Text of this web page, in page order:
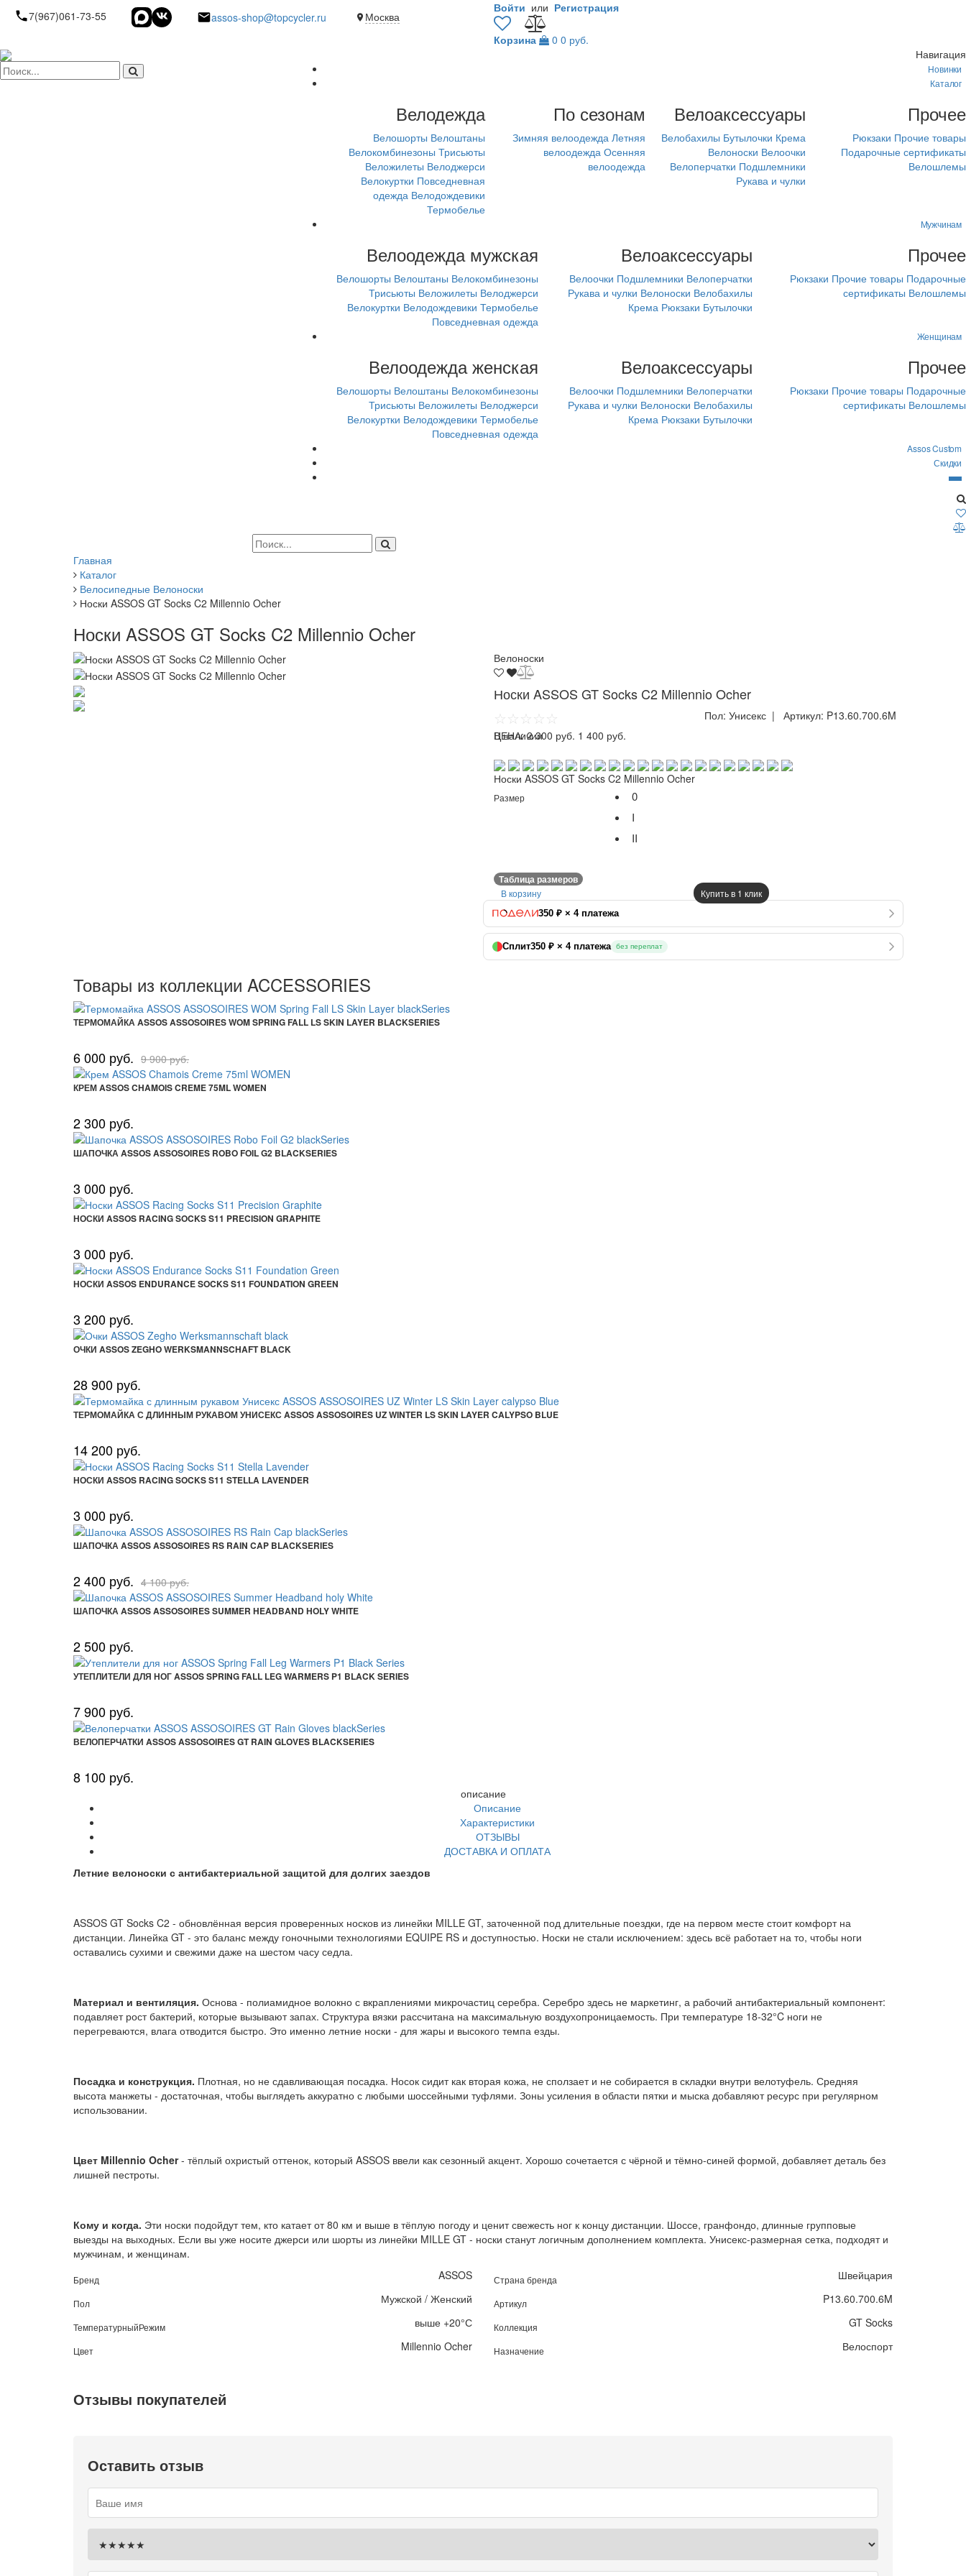
7(967)061-73-55 assos-shop@topcycler.ru Москва
Войти или Регистрация
Корзина 0 0 руб.
Навигация
Новинки
Каталог
Велодежда
Велошорты Велоштаны
Велокомбинезоны Трисьюты
Веложилеты Велоджерси
Велокуртки Повседневная
одежда Велодождевики
Термобелье
По сезонам
Зимняя велоодежда Летняя
велоодежда Осенняя
велоодежда
Велоаксессуары
Велобахилы Бутылочки Крема
Велоноски Велоочки
Велоперчатки Подшлемники
Рукава и чулки
Прочее
Рюкзаки Прочие товары
Подарочные сертификаты
Велошлемы
Мужчинам
Велоодежда мужская
Велошорты Велоштаны Велокомбинезоны
Трисьюты Веложилеты Велоджерси
Велокуртки Велодождевики Термобелье
Повседневная одежда
Велоаксессуары
Велоочки Подшлемники Велоперчатки
Рукава и чулки Велоноски Велобахилы
Крема Рюкзаки Бутылочки
Прочее
Рюкзаки Прочие товары Подарочные
сертификаты Велошлемы
Женщинам
Велоодежда женская
Велошорты Велоштаны Велокомбинезоны
Трисьюты Веложилеты Велоджерси
Велокуртки Велодождевики Термобелье
Повседневная одежда
Велоаксессуары
Велоочки Подшлемники Велоперчатки
Рукава и чулки Велоноски Велобахилы
Крема Рюкзаки Бутылочки
Прочее
Рюкзаки Прочие товары Подарочные
сертификаты Велошлемы
Assos Custom
Скидки
Главная
Каталог
Велосипедные Велоноски
Носки ASSOS GT Socks C2 Millennio Ocher
Носки ASSOS GT Socks C2 Millennio Ocher
Велоноски
Носки ASSOS GT Socks C2 Millennio Ocher
☆☆☆☆☆ Пол: Унисекс| Артикул: P13.60.700.6M
ЦЕНА:2 300 руб. 1 400 руб.
В наличии
Носки ASSOS GT Socks C2 Millennio Ocher
Размер
0
I
II
Таблица размеров
В корзину Купить в 1 клик
350 ₽ × 4 платежа
Сплит350 ₽ × 4 платежа без переплат
Товары из коллекции ACCESSORIES
ТЕРМОМАЙКА ASSOS ASSOSOIRES WOM SPRING FALL LS SKIN LAYER BLACKSERIES
6 000 руб. 9 900 руб.
КРЕМ ASSOS CHAMOIS CREME 75ML WOMEN
2 300 руб.
ШАПОЧКА ASSOS ASSOSOIRES ROBO FOIL G2 BLACKSERIES
3 000 руб.
НОСКИ ASSOS RACING SOCKS S11 PRECISION GRAPHITE
3 000 руб.
НОСКИ ASSOS ENDURANCE SOCKS S11 FOUNDATION GREEN
3 200 руб.
ОЧКИ ASSOS ZEGHO WERKSMANNSCHAFT BLACK
28 900 руб.
ТЕРМОМАЙКА С ДЛИННЫМ РУКАВОМ УНИСЕКС ASSOS ASSOSOIRES UZ WINTER LS SKIN LAYER CALYPSO BLUE
14 200 руб.
НОСКИ ASSOS RACING SOCKS S11 STELLA LAVENDER
3 000 руб.
ШАПОЧКА ASSOS ASSOSOIRES RS RAIN CAP BLACKSERIES
2 400 руб. 4 100 руб.
ШАПОЧКА ASSOS ASSOSOIRES SUMMER HEADBAND HOLY WHITE
2 500 руб.
УТЕПЛИТЕЛИ ДЛЯ НОГ ASSOS SPRING FALL LEG WARMERS P1 BLACK SERIES
7 900 руб.
ВЕЛОПЕРЧАТКИ ASSOS ASSOSOIRES GT RAIN GLOVES BLACKSERIES
8 100 руб.
описание
Описание
Характеристики
ОТЗЫВЫ
ДОСТАВКА И ОПЛАТА
Летние велоноски с антибактериальной защитой для долгих заездов
ASSOS GT Socks C2 - обновлённая версия проверенных носков из линейки MILLE GT, заточенной под длительные поездки, где на первом месте стоит комфорт на
дистанции. Линейка GT - это баланс между гоночными технологиями EQUIPE RS и доступностью. Носки не стали исключением: здесь всё работает на то, чтобы ноги
оставались сухими и свежими даже на шестом часу седла.
Материал и вентиляция. Основа - полиамидное волокно с вкраплениями микрочастиц серебра. Серебро здесь не маркетинг, а рабочий антибактериальный компонент:
подавляет рост бактерий, которые вызывают запах. Структура вязки рассчитана на максимальную воздухопроницаемость. При температуре 18-32°C ноги не
перегреваются, влага отводится быстро. Это именно летние носки - для жары и высокого темпа езды.
Посадка и конструкция. Плотная, но не сдавливающая посадка. Носок сидит как вторая кожа, не сползает и не собирается в складки внутри велотуфель. Средняя
высота манжеты - достаточная, чтобы выглядеть аккуратно с любыми шоссейными туфлями. Зоны усиления в области пятки и мыска добавляют ресурс при регулярном
использовании.
Цвет Millennio Ocher- тёплый охристый оттенок, который ASSOS ввели как сезонный акцент. Хорошо сочетается с чёрной и тёмно-синей формой, добавляет деталь без
лишней пестроты.
Кому и когда. Эти носки подойдут тем, кто катает от 80 км и выше в тёплую погоду и ценит свежесть ног к концу дистанции. Шоссе, гранфондо, длинные групповые
выезды на выходных. Если вы уже носите джерси или шорты из линейки MILLE GT - носки станут логичным дополнением комплекта. Унисекс-размерная сетка, подходят и
мужчинам, и женщинам.
Бренд ASSOS Страна бренда Швейцария
Пол Мужской / Женский Артикул P13.60.700.6M
ТемпературныйРежим выше +20°С Коллекция GT Socks
Цвет Millennio Ocher Назначение Велоспорт
Отзывы покупателей
Оставить отзыв